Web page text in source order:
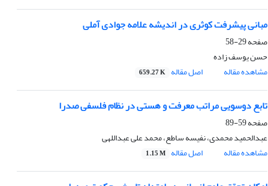
مبانی پیشرفت کوثری در اندیشه علامه جوادی آملی
صفحه29-58
حسن یوسف زاده
مشاهده مقاله
اصل مقاله 659.27 K
تابع دوسویی مراتب معرفت و هستی در نظام فلسفی صدرا
صفحه59-89
عبدالحمید محمدی، نفیسه ساطع، محمد علی عبداللهی
مشاهده مقاله
اصل مقاله 1.15 M